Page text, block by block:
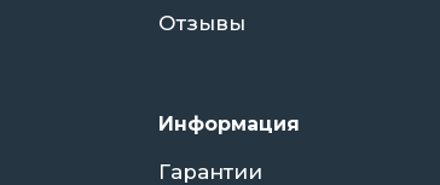
Отзывы
Информация
Гарантии